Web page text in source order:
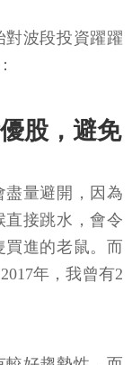
波段投資躍躍
股，避免
量避開，因為
接跳水，會令
買進的老鼠。而
年，我曾有2